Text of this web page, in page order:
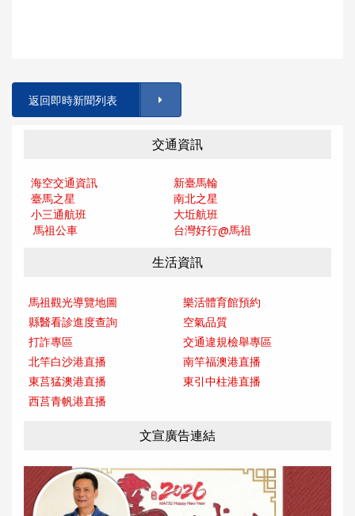
返回即時新聞列表
交通資訊
海空交通資訊
新臺馬輪
臺馬之星
南北之星
小三通航班
大坵航班
馬祖公車
台灣好行@馬祖
生活資訊
馬祖觀光導覽地圖
樂活體育館預約
縣醫看診進度查詢
空氣品質
打詐專區
交通違規檢舉專區
北竿白沙港直播
南竿福澳港直播
東莒猛澳港直播
東引中柱港直播
西莒青帆港直播
文宣廣告連結